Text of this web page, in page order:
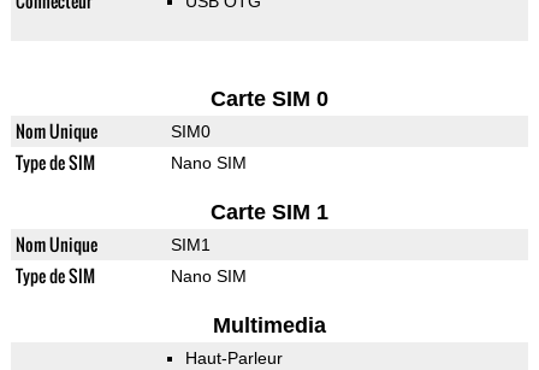
Carte SIM 0
Nom Unique SIM0
Type de SIM Nano SIM
Carte SIM 1
Nom Unique SIM1
Type de SIM Nano SIM
Multimedia
Haut-Parleur